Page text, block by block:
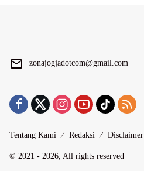
zonajogjadotcom@gmail.com
Tentang Kami Redaksi Disclaimer
© 2021 - 2026, All rights reserved